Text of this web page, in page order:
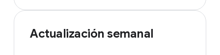
Actualización semanal